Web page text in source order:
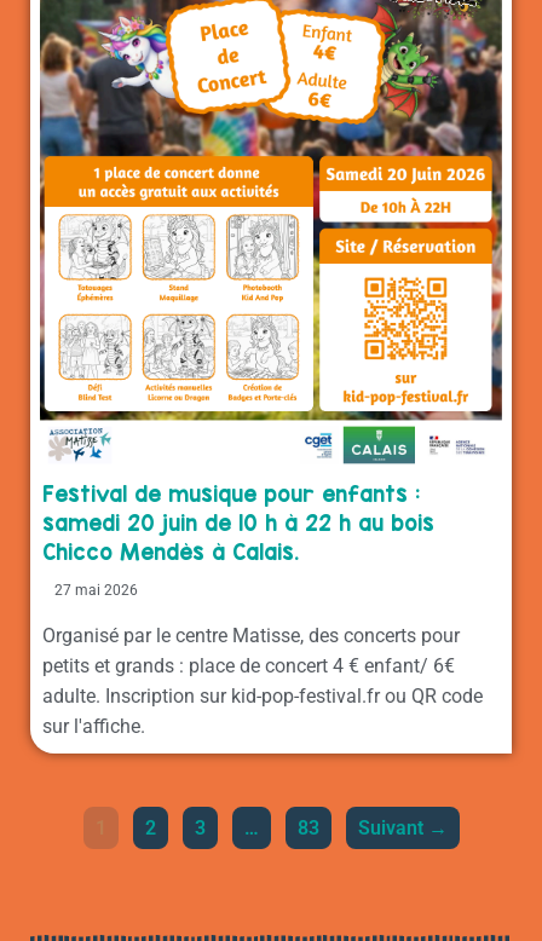
Festival de musique pour enfants :
samedi 20 juin de 10 h à 22 h au bois
Chicco Mendès à Calais.
27 mai 2026
Organisé par le centre Matisse, des concerts pour
petits et grands : place de concert 4 € enfant/ 6€
adulte. Inscription sur kid-pop-festival.fr ou QR code
sur l'affiche.
2 3 … 83 Suivant →